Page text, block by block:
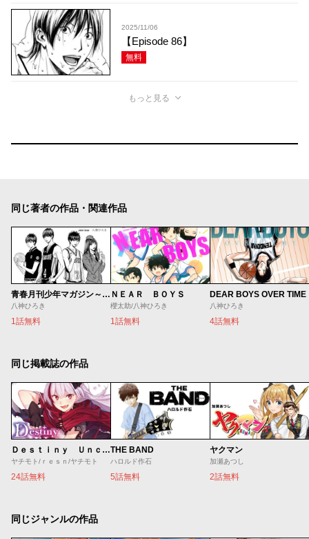
2025/11/06
【Episode 86】
無料
もっと見る
同じ著者の作品・関連作品
青春月刊少年マガジン～八神デビュー秘話～
八神ひろき
1話無料
ＮＥＡＲ ＢＯＹＳ
櫻太助/八神ひろき
1話無料
DEAR BOYS OVER TIME
八神ひろき
4話無料
同じ掲載誌の作品
Ｄｅｓｔｉｎｙ Ｕｎｃｈａｉｎ Ｏｎｌｉｎｅ 吸血鬼少女となって、やがて『赤の魔王』と呼ばれるようになりました
ヤチモト/ｒｅｓｎ/ヤチモト
24話無料
THE BAND
ハロルド作石
5話無料
ヤクマン
加瀬あつし
2話無料
同じジャンルの作品